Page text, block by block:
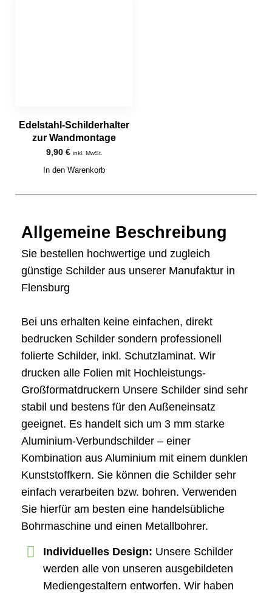
Edelstahl-Schilderhalter
zur Wandmontage
9,90 € inkl. MwSt.
In den Warenkorb
Allgemeine Beschreibung
Sie bestellen hochwertige und zugleich
günstige Schilder aus unserer Manufaktur in
Flensburg
Bei uns erhalten keine einfachen, direkt
bedrucken Schilder sondern professionell
folierte Schilder, inkl. Schutzlaminat. Wir
drucken alle Folien mit Hochleistungs-
Großformatdruckern Unsere Schilder sind sehr
stabil und bestens für den Außeneinsatz
geeignet. Es handelt sich um 3 mm starke
Aluminium-Verbundschilder – einer
Kombination aus Aluminium mit einem dunklen
Kunststoffkern. Sie können die Schilder sehr
einfach verarbeiten bzw. bohren. Verwenden
Sie hierfür am besten eine handelsübliche
Bohrmaschine und einen Metallbohrer.
Individuelles Design: Unsere Schilder
werden alle von unseren ausgebildeten
Mediengestaltern entworfen. Wir haben